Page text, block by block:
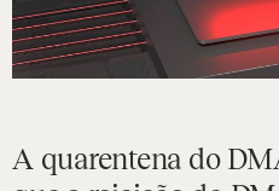
A quarentena do